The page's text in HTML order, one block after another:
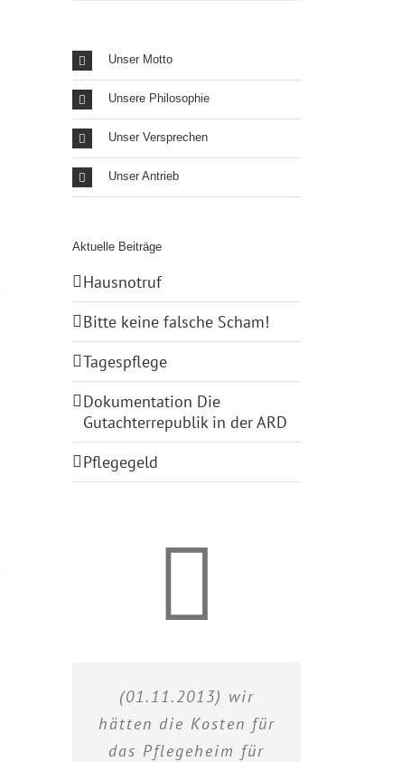
Unser Motto
Unsere Philosophie
Unser Versprechen
Unser Antrieb
Aktuelle Beiträge
Hausnotruf
Bitte keine falsche Scham!
Tagespflege
Dokumentation Die
Gutachterrepublik in der ARD
Pflegegeld
(01.11.2013) wir
hätten die Kosten für
das Pflegeheim für